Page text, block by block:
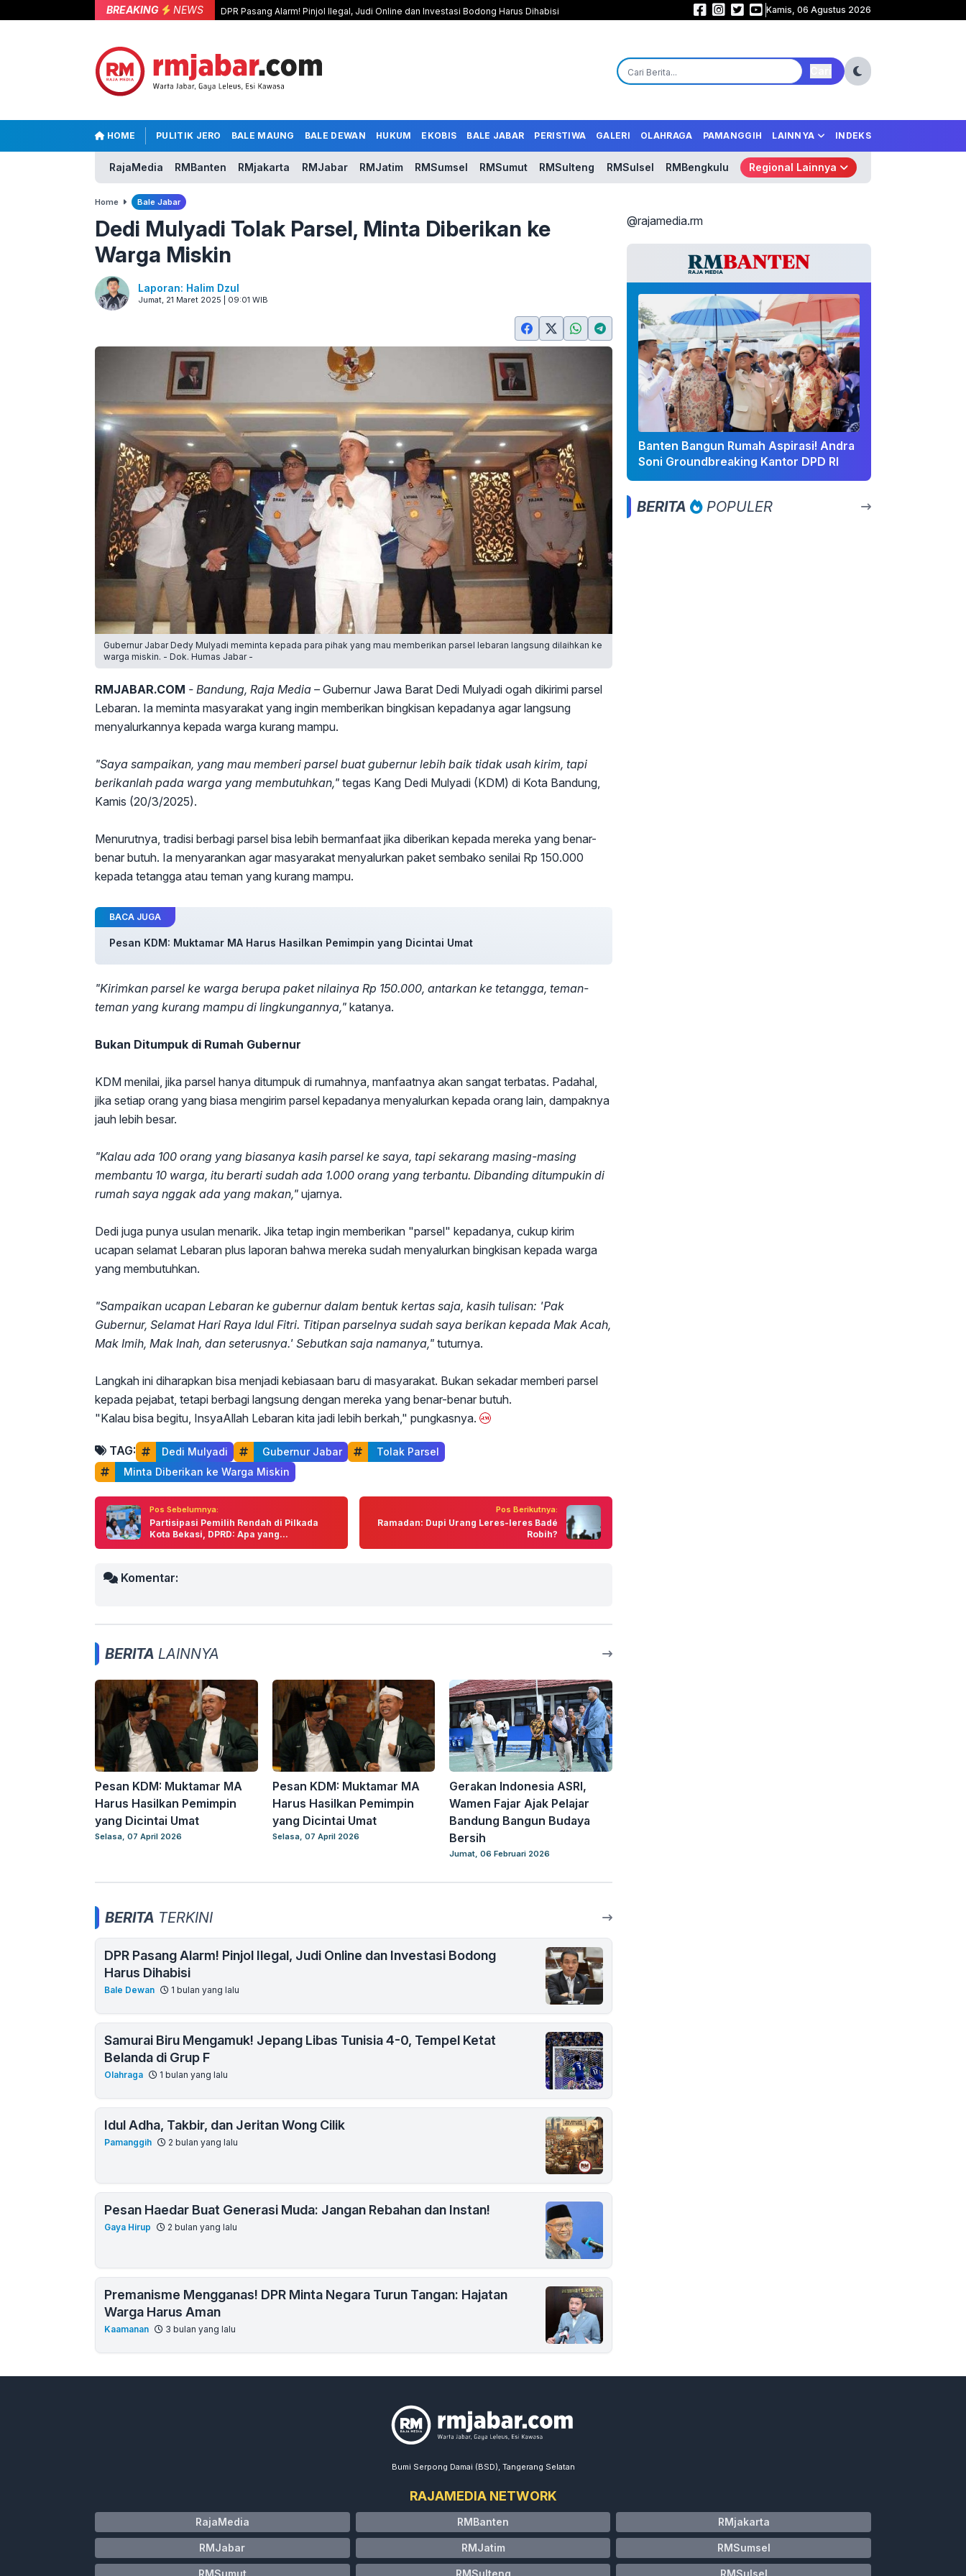
BREAKING NEWS DPR Pasang Alarm! Pinjol Ilegal, Judi Online dan Investasi Bodong Harus Dihabisi Samurai Biru Mengamuk! Jepang Libas Tunisia 4-0, Tempel Ketat Belanda
Kamis, 06 Agustus 2026
HOME PULITIK JERO BALE MAUNG BALE DEWAN HUKUM EKOBIS BALE JABAR PERISTIWA GALERI OLAHRAGA PAMANGGIH LAINNYA INDEKS
RajaMedia RMBanten RMjakarta RMJabar RMJatim RMSumsel RMSumut RMSulteng RMSulsel RMBengkulu Regional Lainnya
Home Bale Jabar
Dedi Mulyadi Tolak Parsel, Minta Diberikan ke
Warga Miskin
Laporan: Halim Dzul
Jumat, 21 Maret 2025 | 09:01 WIB
Gubernur Jabar Dedy Mulyadi meminta kepada para pihak yang mau memberikan parsel lebaran langsung dilaihkan ke
warga miskin. - Dok. Humas Jabar -
RMJABAR.COM - Bandung, Raja Media –Gubernur Jawa Barat Dedi Mulyadi ogah dikirimi parsel
Lebaran. Ia meminta masyarakat yang ingin memberikan bingkisan kepadanya agar langsung
menyalurkannya kepada warga kurang mampu.
"Saya sampaikan, yang mau memberi parsel buat gubernur lebih baik tidak usah kirim, tapi
berikanlah pada warga yang membutuhkan," tegas Kang Dedi Mulyadi (KDM) di Kota Bandung,
Kamis (20/3/2025).
Menurutnya, tradisi berbagi parsel bisa lebih bermanfaat jika diberikan kepada mereka yang benar-
benar butuh. Ia menyarankan agar masyarakat menyalurkan paket sembako senilai Rp 150.000
kepada tetangga atau teman yang kurang mampu.
BACA JUGA
Pesan KDM: Muktamar MA Harus Hasilkan Pemimpin yang Dicintai Umat
"Kirimkan parsel ke warga berupa paket nilainya Rp 150.000, antarkan ke tetangga, teman-
teman yang kurang mampu di lingkungannya," katanya.
Bukan Ditumpuk di Rumah Gubernur
KDM menilai, jika parsel hanya ditumpuk di rumahnya, manfaatnya akan sangat terbatas. Padahal,
jika setiap orang yang biasa mengirim parsel kepadanya menyalurkan kepada orang lain, dampaknya
jauh lebih besar.
"Kalau ada 100 orang yang biasanya kasih parsel ke saya, tapi sekarang masing-masing
membantu 10 warga, itu berarti sudah ada 1.000 orang yang terbantu. Dibanding ditumpukin di
rumah saya nggak ada yang makan," ujarnya.
Dedi juga punya usulan menarik. Jika tetap ingin memberikan "parsel" kepadanya, cukup kirim
ucapan selamat Lebaran plus laporan bahwa mereka sudah menyalurkan bingkisan kepada warga
yang membutuhkan.
"Sampaikan ucapan Lebaran ke gubernur dalam bentuk kertas saja, kasih tulisan: 'Pak
Gubernur, Selamat Hari Raya Idul Fitri. Titipan parselnya sudah saya berikan kepada Mak Acah,
Mak Imih, Mak Inah, dan seterusnya.' Sebutkan saja namanya," tuturnya.
Langkah ini diharapkan bisa menjadi kebiasaan baru di masyarakat. Bukan sekadar memberi parsel
kepada pejabat, tetapi berbagi langsung dengan mereka yang benar-benar butuh.
"Kalau bisa begitu, InsyaAllah Lebaran kita jadi lebih berkah," pungkasnya.
TAG: Dedi Mulyadi Gubernur Jabar
Tolak Parsel
Minta Diberikan ke Warga Miskin
Pos Sebelumnya:
Partisipasi Pemilih Rendah di Pilkada
Kota Bekasi, DPRD: Apa yang...
Pos Berikutnya:
Ramadan: Dupi Urang Leres-leres Badé
Robih?
Komentar:
BERITA LAINNYA
Pesan KDM: Muktamar MA
Harus Hasilkan Pemimpin
yang Dicintai Umat
Selasa, 07 April 2026
Pesan KDM: Muktamar MA
Harus Hasilkan Pemimpin
yang Dicintai Umat
Selasa, 07 April 2026
Gerakan Indonesia ASRI,
Wamen Fajar Ajak Pelajar
Bandung Bangun Budaya
Bersih
Jumat, 06 Februari 2026
BERITA TERKINI
DPR Pasang Alarm! Pinjol Ilegal, Judi Online dan Investasi Bodong
Harus Dihabisi
Bale Dewan 1 bulan yang lalu
Samurai Biru Mengamuk! Jepang Libas Tunisia 4-0, Tempel Ketat
Belanda di Grup F
Olahraga 1 bulan yang lalu
Idul Adha, Takbir, dan Jeritan Wong Cilik
Pamanggih 2 bulan yang lalu
Pesan Haedar Buat Generasi Muda: Jangan Rebahan dan Instan!
Gaya Hirup 2 bulan yang lalu
Premanisme Mengganas! DPR Minta Negara Turun Tangan: Hajatan
Warga Harus Aman
Kaamanan 3 bulan yang lalu
@rajamedia.rm
Banten Bangun Rumah Aspirasi! Andra
Soni Groundbreaking Kantor DPD RI
BERITA POPULER
Bumi Serpong Damai (BSD), Tangerang Selatan
RAJAMEDIA NETWORK
RajaMedia RMBanten RMjakarta
RMJabar RMJatim RMSumsel